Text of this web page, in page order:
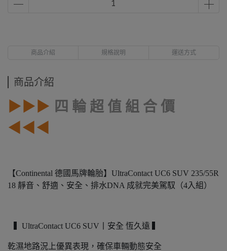
商品介紹 規格說明 運送方式
商品介紹
▶▶▶ 四 輪 超 值 組 合 價
◀◀◀
【Continental 德國馬牌輪胎】UltraContact UC6 SUV 235/55R
18 靜音、舒適、安全、排水DNA 成就完美駕馭（4入組）
▍UltraContact UC6 SUV丨安全 恆久遠
乾濕地路況上優異表現，確保車輛動態安全